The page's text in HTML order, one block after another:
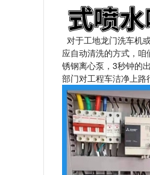
对于工地龙门洗车机
应自动清洗的方式，
锈钢离心泵，3秒钟的
部门对工程车洁净上路